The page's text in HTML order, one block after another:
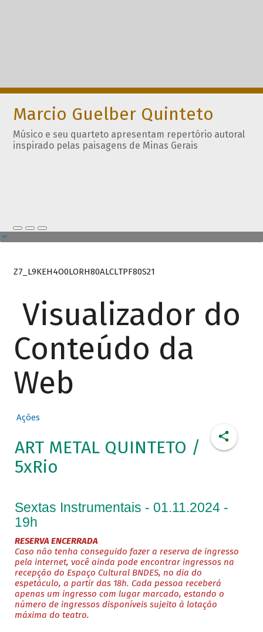
Marcio Guelber Quinteto
Músico e seu quarteto apresentam repertório autoral
inspirado pelas paisagens de Minas Gerais
Z7_L9KEH4O0LORH80ALCLTPF80S21
Visualizador do
Conteúdo da
Web
Ações
ART METAL QUINTETO /
5xRio
Sextas Instrumentais - 01.11.2024 -
19h
RESERVA ENCERRADA
Caso não tenha conseguido fazer a reserva de ingresso
pela internet, você ainda pode encontrar ingressos na
recepção do Espaço Cultural BNDES, no dia do
espetáculo, a partir das 18h. Cada pessoa receberá
apenas um ingresso com lugar marcado, estando o
número de ingressos disponíveis sujeito à lotação
máxima do teatro.